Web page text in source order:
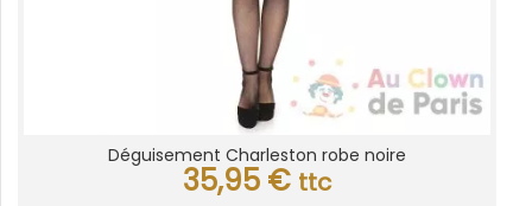
Déguisement Charleston robe noire
35,95 € ttc